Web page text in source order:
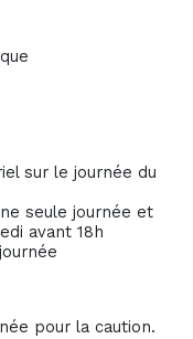
sur le journée du
seule journée et
avant 18h
pour la caution.